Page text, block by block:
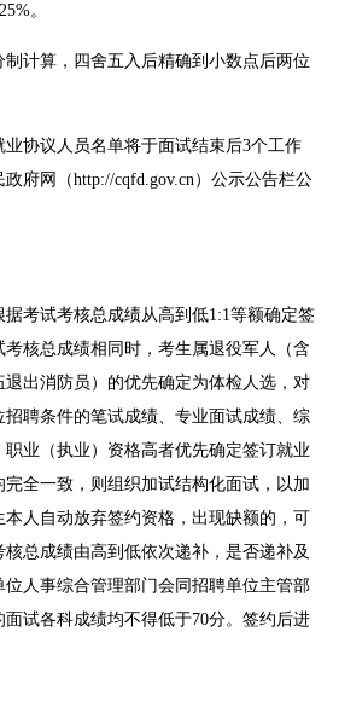
。
计算，四舍五入后精确到小数点后两位
协议人员名单将于面试结束后3个工作
府网（http://cqfd.gov.cn）公示公告栏公
考试考核总成绩从高到低1:1等额确定签
核总成绩相同时，考生属退役军人（含
退出消防员）的优先确定为体检人选，对
聘条件的笔试成绩、专业面试成绩、综
业（执业）资格高者优先确定签订就业
全一致，则组织加试结构化面试，以加
人自动放弃签约资格，出现缺额的，可
总成绩由高到低依次递补，是否递补及
人事综合管理部门会同招聘单位主管部
试各科成绩均不得低于70分。签约后进